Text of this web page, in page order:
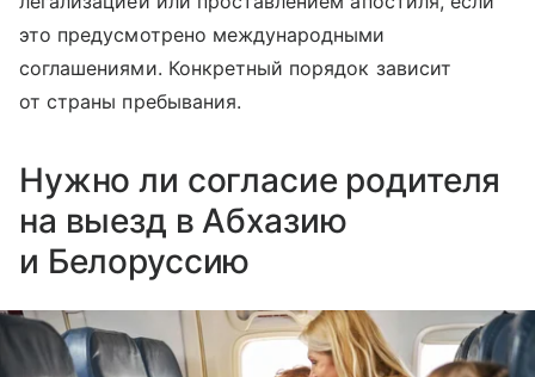
это предусмотрено международными
соглашениями. Конкретный порядок зависит
от страны пребывания.
Нужно ли согласие родителя
на выезд в Абхазию
и Белоруссию